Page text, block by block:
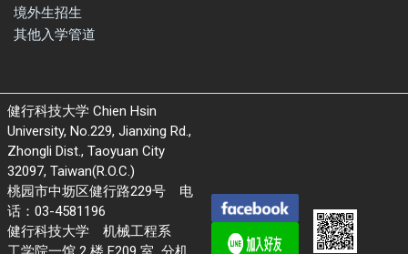
境外生招生
其他入学管道
健行科技大学 Chien Hsin
University, No.229, Jianxing Rd.,
Zhongli Dist., Taoyuan City
32097, Taiwan(R.O.C.)
桃园市中坜区健行路229号 电
话：03-4581196
健行科技大学 机械工程系